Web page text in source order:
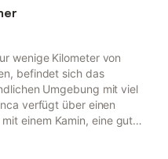
wenige Kilometer von
befindet sich das
Umgebung mit viel
verfügt über einen
einem Kamin, eine gut
zusammengeschoben